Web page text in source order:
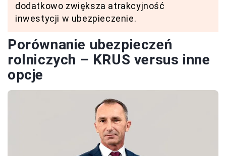
dodatkowo zwiększa atrakcyjność
inwestycji w ubezpieczenie.
Porównanie ubezpieczeń
rolniczych – KRUS versus inne
opcje